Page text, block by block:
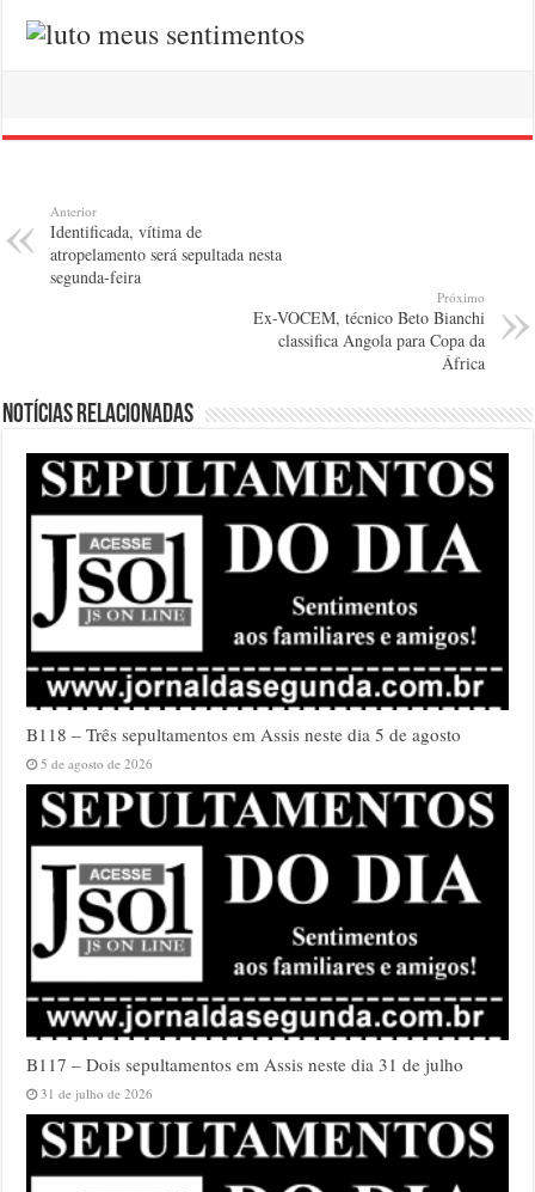
Anterior
Identificada, vítima de
atropelamento será sepultada nesta
segunda-feira
Próximo
Ex-VOCEM, técnico Beto Bianchi
classifica Angola para Copa da
África
Notícias relacionadas
B118 – Três sepultamentos em Assis neste dia 5 de agosto
5 de agosto de 2026
B117 – Dois sepultamentos em Assis neste dia 31 de julho
31 de julho de 2026